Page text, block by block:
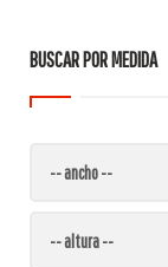
BUSCAR POR MEDIDA